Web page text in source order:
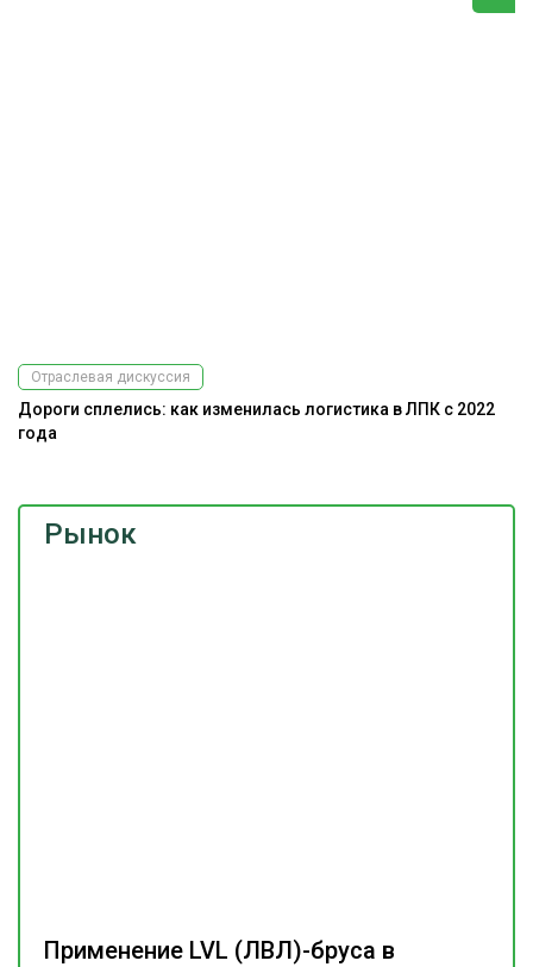
Рынок
Применение LVL (ЛВЛ)-бруса в
Отраслевая дискуссия
Дороги сплелись: как изменилась логистика в ЛПК с 2022
года